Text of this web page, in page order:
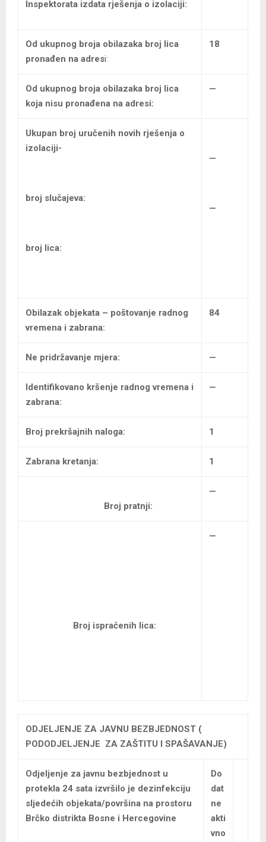
Inspektorata izdata rješenja o izolaciji:
Od ukupnog broja obilazaka broj lica
pronađen na adresi:
18
Od ukupnog broja obilazaka broj lica
koja nisu pronađena na adresi:
—
Ukupan broj uručenih novih rješenja o
izolaciji-
broj slučajeva:
broj lica:
—
—
Obilazak objekata – poštovanje radnog
vremena i zabrana:
84
Ne pridržavanje mjera: —
Identifikovano kršenje radnog vremena i
zabrana:
—
Broj prekršajnih naloga: 1
Zabrana kretanja: 1
Broj pratnji:
—
Broj ispraćenih lica:
—
ODJELJENJE ZA JAVNU BEZBJEDNOST (
PODODJELJENJE ZA ZAŠTITU I SPAŠAVANJE)
Odjeljenje za javnu bezbjednost u
protekla 24 sata izvršilo je dezinfekciju
sljedećih objekata/površina na prostoru
Brčko distrikta Bosne i Hercegovine
Do
dat
ne
akti
vno